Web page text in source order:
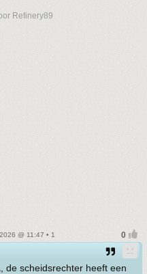
Refinery89
@ 11:47 • 1
de scheidsrechter heeft een